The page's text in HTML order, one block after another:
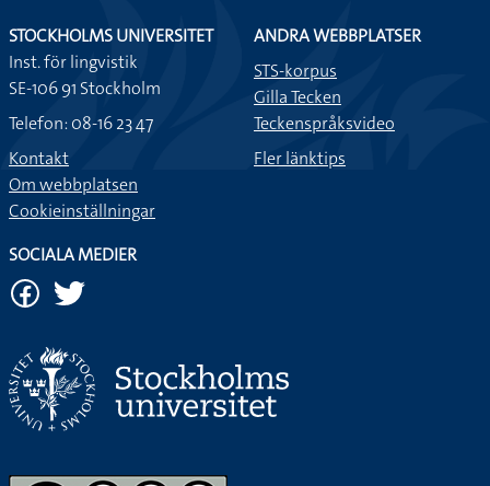
STOCKHOLMS UNIVERSITET
Inst. för lingvistik
SE-106 91 Stockholm
Telefon: 08-16 23 47
Kontakt
Om webbplatsen
Cookieinställningar
ANDRA WEBBPLATSER
STS-korpus
Gilla Tecken
Teckenspråksvideo
Fler länktips
SOCIALA MEDIER